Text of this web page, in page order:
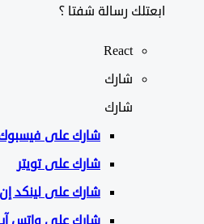
ابعتلك رسالة شفتا ؟
React
شارك
شارك علىفيسبوك
شارك على تويتر
شارك على لينكد إن